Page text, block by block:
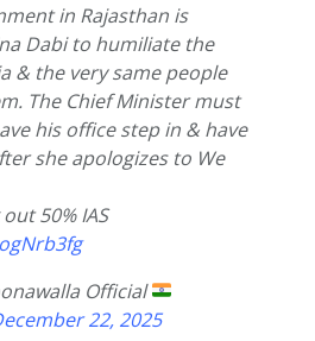
in Rajasthan is
Dabi to humiliate the
& the very same people
The Chief Minister must
his office step in & have
she apologizes to We
50% IAS
Official
22, 2025